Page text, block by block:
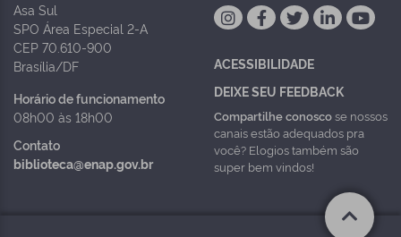
Asa Sul
SPO Área Especial 2-A
CEP 70.610-900
Brasília/DF
Horário de funcionamento
08h00 às 18h00
Contato
biblioteca@enap.gov.br
ACESSIBILIDADE
DEIXE SEU FEEDBACK
Compartilhe conoscose nossos
canais estão adequados pra
você? Elogios também são
super bem vindos!